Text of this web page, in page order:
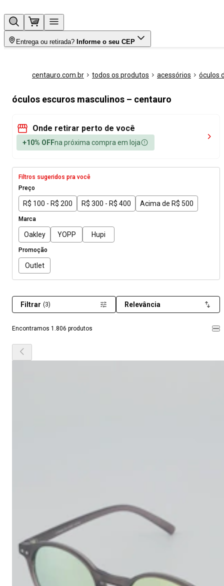
Entrega ou retirada? Informe o seu CEP
centauro.com.br todos os produtos acessórios óculos
óculos escuros masculinos – centauro
Onde retirar perto de você
+10% OFFna próxima compra em loja
Filtros sugeridos pra você
Preço
R$ 100 - R$ 200 R$ 300 - R$ 400 Acima de R$ 500
Marca
Oakley YOPP Hupi
Promoção
Outlet
Encontramos 1.806 produtos
Filtrar (3) Relevância